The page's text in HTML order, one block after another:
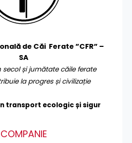
de Căi Ferate ”CFR” –
SA
secol și jumătate căile ferate
la progres și civilizație
transport ecologic și sigur
COMPANIE